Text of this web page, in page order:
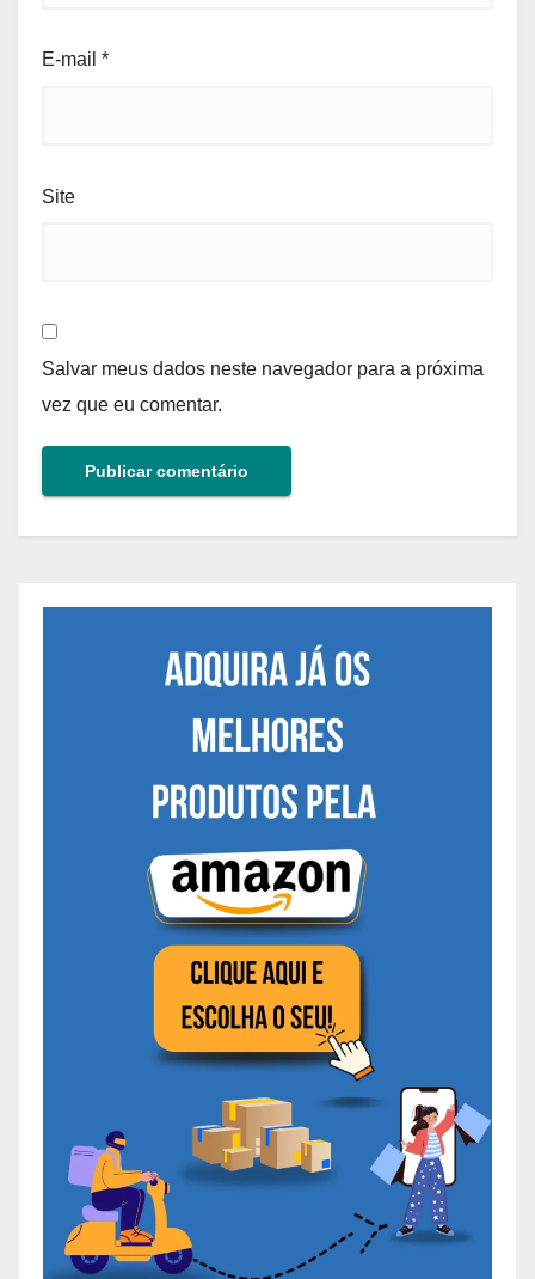
E-mail *
Site
Salvar meus dados neste navegador para a próxima
vez que eu comentar.